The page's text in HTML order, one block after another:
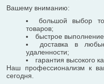
Вашему вниманию:
большой выбор
товаров;
быстрое выполнение
доставка в
удаленности;
гарантия высокого
Наш профессионализм к
сегодня.